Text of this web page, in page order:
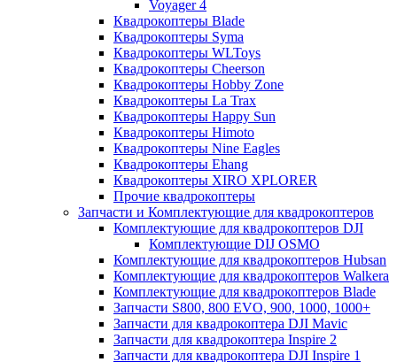
Voyager 4
Квадрокоптеры Blade
Квадрокоптеры Syma
Квадрокоптеры WLToys
Квадрокоптеры Cheerson
Квадрокоптеры Hobby Zone
Квадрокоптеры La Trax
Квадрокоптеры Happy Sun
Квадрокоптеры Himoto
Квадрокоптеры Nine Eagles
Квадрокоптеры Ehang
Квадрокоптеры XIRO XPLORER
Прочие квадрокоптеры
Запчасти и Комплектующие для квадрокоптеров
Комплектующие для квадрокоптеров DJI
Комплектующие DIJ OSMO
Комплектующие для квадрокоптеров Hubsan
Комплектующие для квадрокоптеров Walkera
Комплектующие для квадрокоптеров Blade
Запчасти S800, 800 EVO, 900, 1000, 1000+
Запчасти для квадрокоптера DJI Mavic
Запчасти для квадрокоптера Inspire 2
Запчасти для квадрокоптера DJI Inspire 1